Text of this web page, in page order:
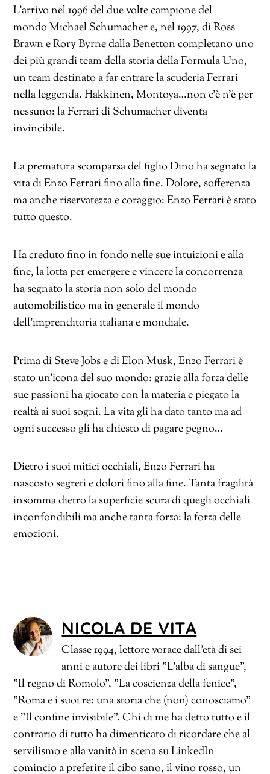
L’arrivo nel 1996 del due volte campione del
mondo Michael Schumacher e, nel 1997, di Ross
Brawn e Rory Byrne dalla Benetton completano uno
dei più grandi team della storia della Formula Uno,
un team destinato a far entrare la scuderia Ferrari
nella leggenda. Hakkinen, Montoya…non c’è n’è per
nessuno: la Ferrari di Schumacher diventa
invincibile.
La prematura scomparsa del figlio Dino ha segnato la
vita di Enzo Ferrari fino alla fine. Dolore, sofferenza
ma anche riservatezza e coraggio: Enzo Ferrari è stato
tutto questo.
Ha creduto fino in fondo nelle sue intuizioni e alla
fine, la lotta per emergere e vincere la concorrenza
ha segnato la storia non solo del mondo
automobilistico ma in generale il mondo
dell’imprenditoria italiana e mondiale.
Prima di Steve Jobs e di Elon Musk, Enzo Ferrari è
stato un’icona del suo mondo: grazie alla forza delle
sue passioni ha giocato con la materia e piegato la
realtà ai suoi sogni. La vita gli ha dato tanto ma ad
ogni successo gli ha chiesto di pagare pegno…
Dietro i suoi mitici occhiali, Enzo Ferrari ha
nascosto segreti e dolori fino alla fine. Tanta fragilità
insomma dietro la superficie scura di quegli occhiali
inconfondibili ma anche tanta forza: la forza delle
emozioni.
NICOLA DE VITA
Classe 1994, lettore vorace dall'età di sei
anni e autore dei libri "L'alba di sangue",
"Il regno di Romolo", "La coscienza della fenice",
"Roma e i suoi re: una storia che (non) conosciamo"
e "Il confine invisibile". Chi di me ha detto tutto e il
contrario di tutto ha dimenticato di ricordare che al
servilismo e alla vanità in scena su LinkedIn
comincio a preferire il cibo sano, il vino rosso, un